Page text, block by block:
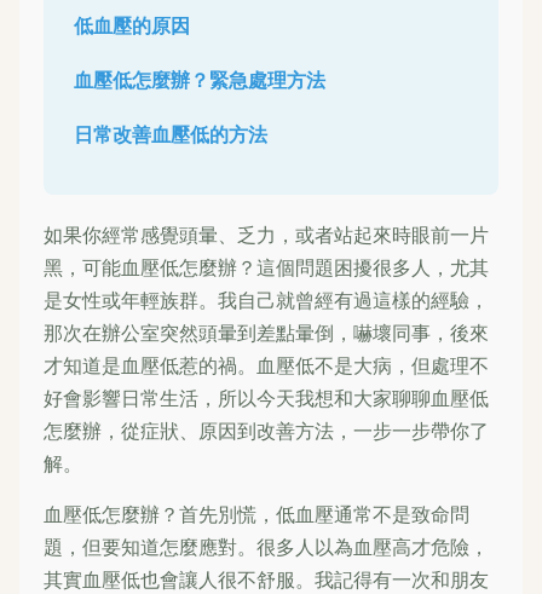
低血壓的原因
血壓低怎麼辦？緊急處理方法
日常改善血壓低的方法
如果你經常感覺頭暈、乏力，或者站起來時眼前一片
黑，可能血壓低怎麼辦？這個問題困擾很多人，尤其
是女性或年輕族群。我自己就曾經有過這樣的經驗，
那次在辦公室突然頭暈到差點暈倒，嚇壞同事，後來
才知道是血壓低惹的禍。血壓低不是大病，但處理不
好會影響日常生活，所以今天我想和大家聊聊血壓低
怎麼辦，從症狀、原因到改善方法，一步一步帶你了
解。
血壓低怎麼辦？首先別慌，低血壓通常不是致命問
題，但要知道怎麼應對。很多人以為血壓高才危險，
其實血壓低也會讓人很不舒服。我記得有一次和朋友